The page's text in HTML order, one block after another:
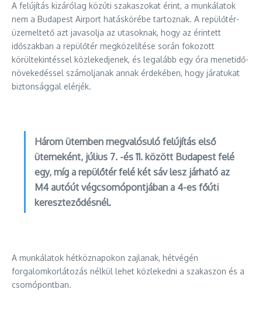
A felújítás kizárólag közúti szakaszokat érint, a munkálatok
nem a Budapest Airport hatáskörébe tartoznak. A repülőtér-
üzemeltető azt javasolja az utasoknak, hogy az érintett
időszakban a repülőtér megközelítése során fokozott
körültekintéssel közlekedjenek, és legalább egy óra menetidő-
növekedéssel számoljanak annak érdekében, hogy járatukat
biztonsággal elérjék.
Három ütemben megvalósuló felújítás első
ütemeként, július 7. -és 11. között Budapest felé
egy, míg a repülőtér felé két sáv lesz járható az
M4 autóút végcsomópontjában a 4-es főúti
kereszteződésnél.
A munkálatok hétköznapokon zajlanak, hétvégén
forgalomkorlátozás nélkül lehet közlekedni a szakaszon és a
csomópontban.